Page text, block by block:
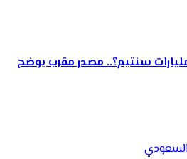
ديون الوداد 6 مليارات سنتيم؟.. مصدر مقرب يوضح